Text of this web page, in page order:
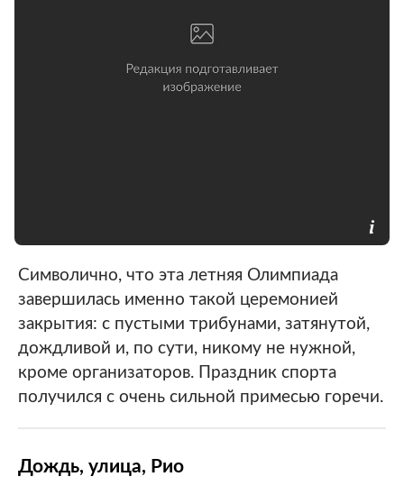
Символично, что эта летняя Олимпиада
завершилась именно такой церемонией
закрытия: с пустыми трибунами, затянутой,
дождливой и, по сути, никому не нужной,
кроме организаторов. Праздник спорта
получился с очень сильной примесью горечи.
Дождь, улица, Рио